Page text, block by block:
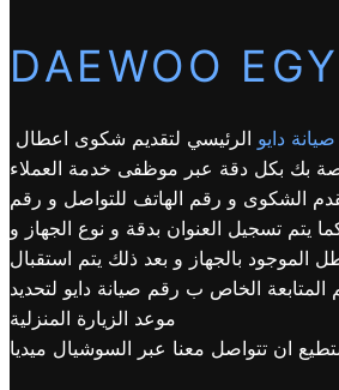
DAEWOO
دايو الرئيسي لتقديم شكوى اعطال
بك بكل دقة عبر موظفى خدمة العملاء
الشكوى و رقم الهاتف للتواصل و رقم
يتم تسجيل العنوان بدقة و نوع الجهاز و
الموجود بالجهاز و بعد ذلك يتم استقبال
الخاص ب رقم صيانة دايو لتحديد
موعد الزيارة المنزلية
ان تتواصل معنا عبر السوشيال ميديا